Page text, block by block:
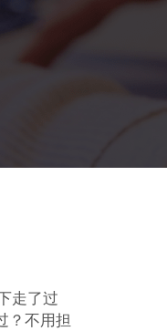
走了过
？不用担